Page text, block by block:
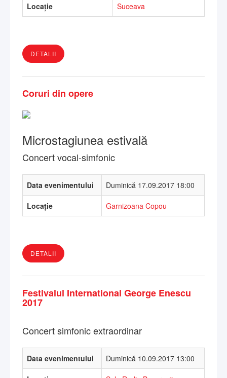
Locație Suceava
DETALII
Coruri din opere
Microstagiunea estivală
Concert vocal-simfonic
Data evenimentului Duminică 17.09.2017 18:00
Locație Garnizoana Copou
DETALII
Festivalul International George Enescu
2017
Concert simfonic extraordinar
Data evenimentului Duminică 10.09.2017 13:00